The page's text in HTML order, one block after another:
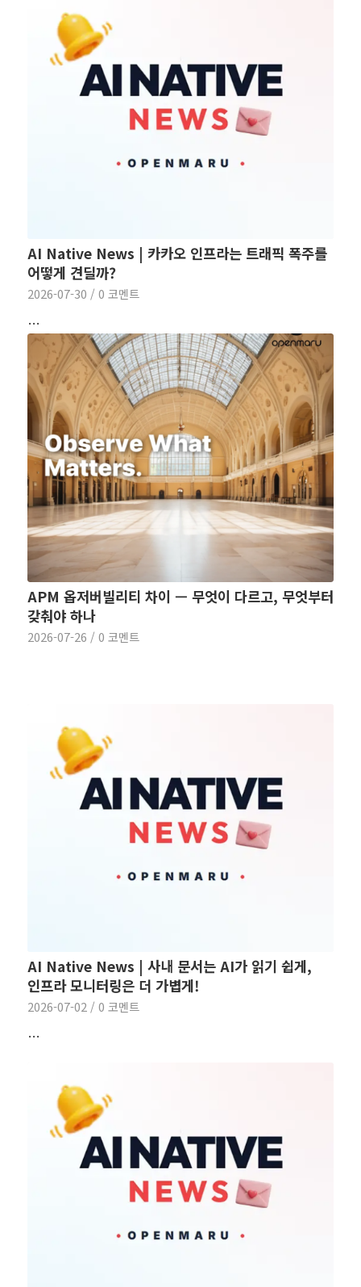
AI Native News | 카카오 인프라는 트래픽 폭주를
어떻게 견딜까?
2026-07-30 / 0 코멘트
…
APM 옵저버빌리티 차이 — 무엇이 다르고, 무엇부터
갖춰야 하나
2026-07-26 / 0 코멘트
AI Native News | 사내 문서는 AI가 읽기 쉽게,
인프라 모니터링은 더 가볍게!
2026-07-02 / 0 코멘트
…